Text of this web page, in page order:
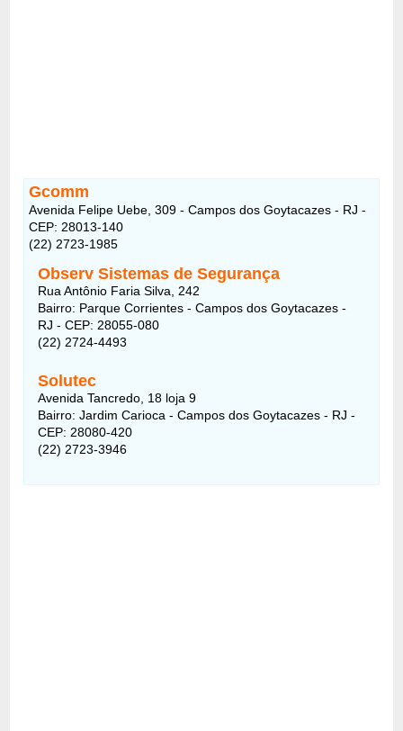
Gcomm
Avenida Felipe Uebe, 309 - Campos dos Goytacazes - RJ -
CEP: 28013-140
(22) 2723-1985
Observ Sistemas de Segurança
Rua Antônio Faria Silva, 242
Bairro: Parque Corrientes - Campos dos Goytacazes -
RJ - CEP: 28055-080
(22) 2724-4493
Solutec
Avenida Tancredo, 18 loja 9
Bairro: Jardim Carioca - Campos dos Goytacazes - RJ -
CEP: 28080-420
(22) 2723-3946